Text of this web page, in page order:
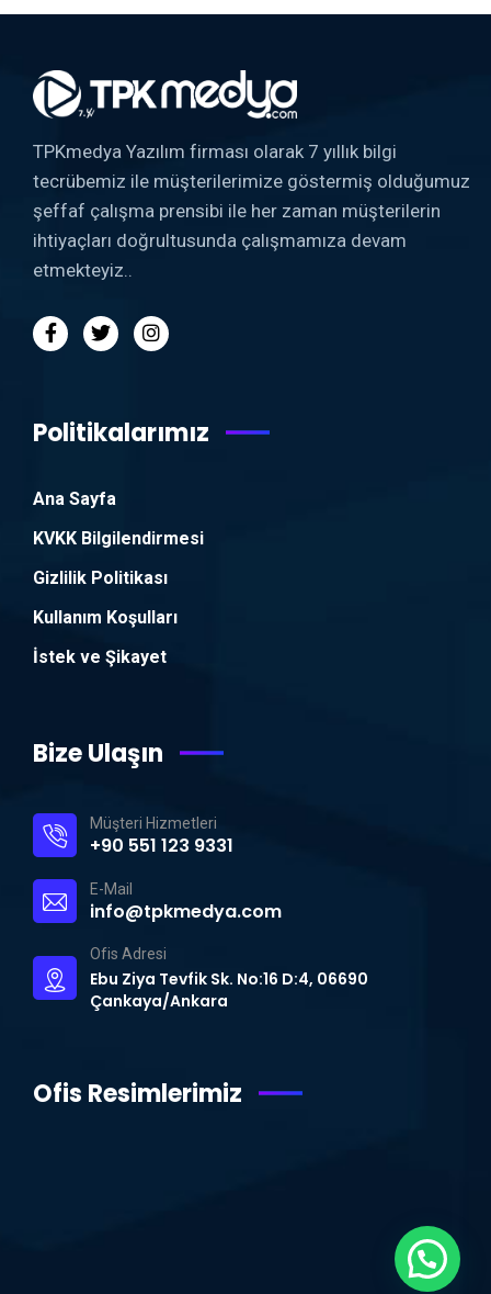
TPKmedya Yazılım firması olarak 7 yıllık bilgi
tecrübemiz ile müşterilerimize göstermiş olduğumuz
şeffaf çalışma prensibi ile her zaman müşterilerin
ihtiyaçları doğrultusunda çalışmamıza devam
etmekteyiz..
Politikalarımız
Ana Sayfa
KVKK Bilgilendirmesi
Gizlilik Politikası
Kullanım Koşulları
İstek ve Şikayet
Bize Ulaşın
Müşteri Hizmetleri
+90 551 123 9331
E-Mail
info@tpkmedya.com
Ofis Adresi
Ebu Ziya Tevfik Sk. No:16 D:4, 06690
Çankaya/Ankara
Ofis Resimlerimiz